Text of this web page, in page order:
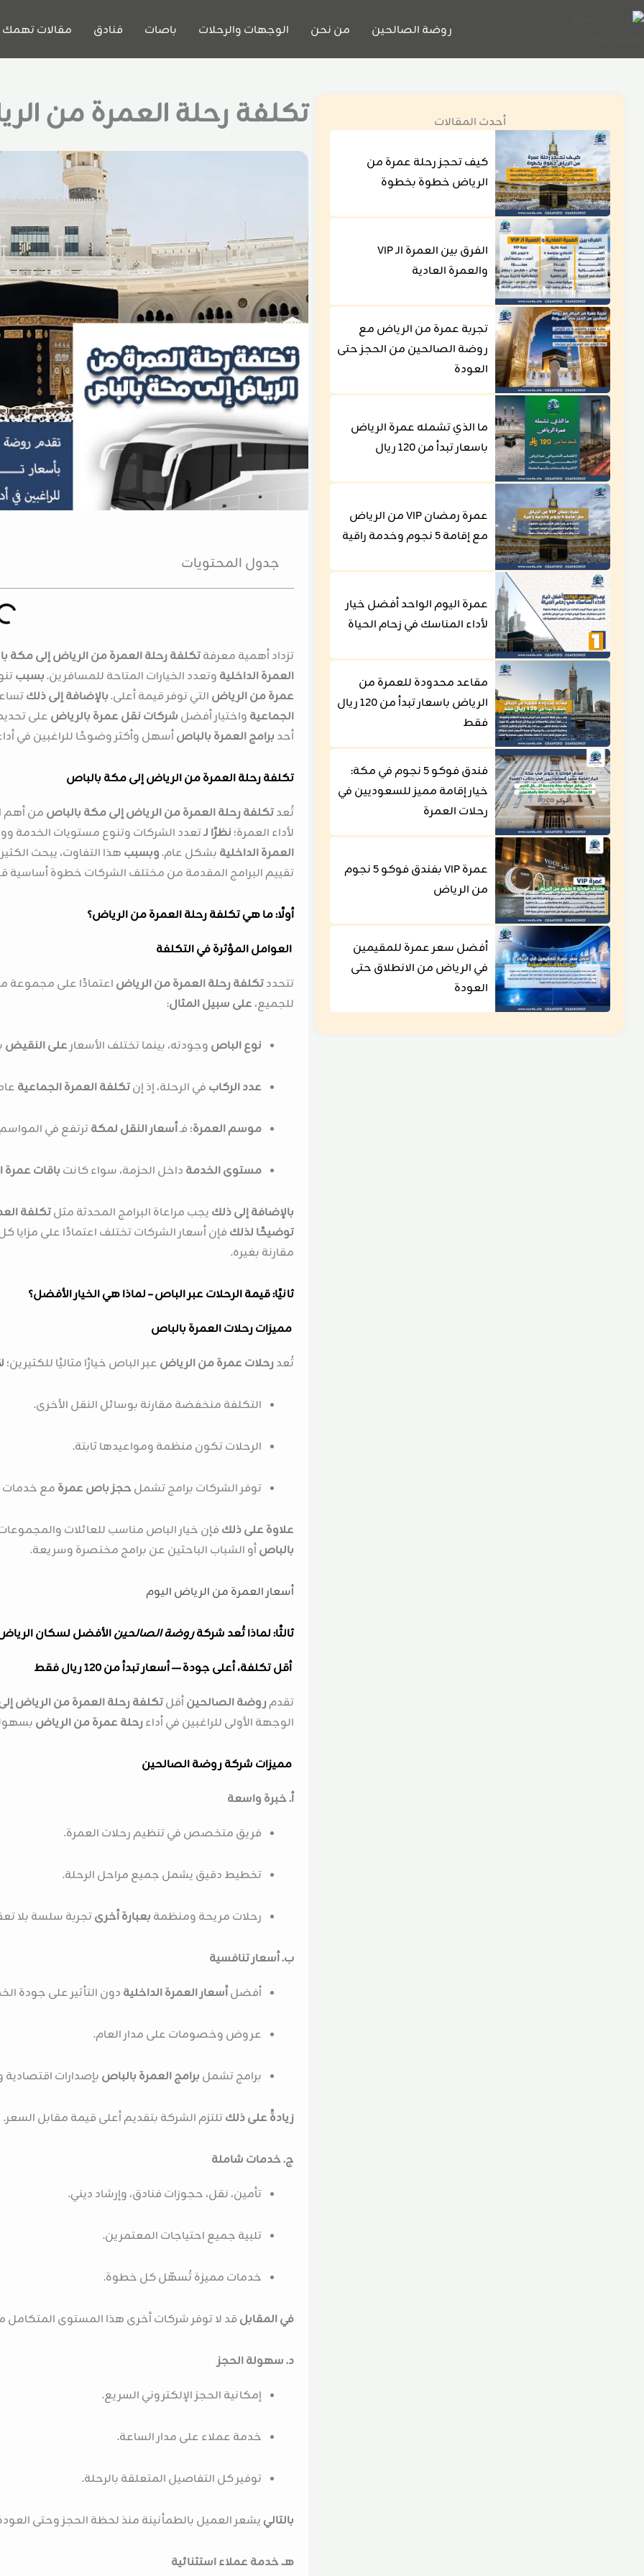
تخطي
روضة الصالحين من نحن الوجهات والرحلات باصات فنادق مقالات تهمك
أحدث المقالات
كيف تحجز رحلة عمرة من
الرياض خطوة بخطوة
الفرق بين العمرة الـ VIP
والعمرة العادية
تجربة عمرة من الرياض مع
روضة الصالحين من الحجز حتى
العودة
ما الذي تشمله عمرة الرياض
باسعار تبدأ من 120 ريال
عمرة رمضان VIP من الرياض
مع إقامة 5 نجوم وخدمة راقية
عمرة اليوم الواحد أفضل خيار
لأداء المناسك في زحام الحياة
مقاعد محدودة للعمرة من
الرياض باسعار تبدأ من 120 ريال
فقط
فندق فوكو 5 نجوم في مكة:
خيار إقامة مميز للسعوديين في
رحلات العمرة
عمرة VIP بفندق فوكو 5 نجوم
من الرياض
أفضل سعر عمرة للمقيمين
في الرياض من الانطلاق حتى
العودة
تكلفة رحلة العمرة من
جدول المحتويات
تزداد أهمية معرفةتكلفة رحلة العمرة من الرياض إلى مكة
العمرة الداخلية وتعدد الخيارات المتاحة للمسافرين.بسبب
عمرة من الرياض التي توفر قيمة أعلى.بالإضافة إلى ذلك
الجماعية واختيار أفضل شركات نقل عمرة بالرياض على
أحد برامج العمرة بالباصأسهل وأكثر وضوحًا للراغبين في
تكلفة رحلة العمرة من الرياض إلى مكة بالباص
تُعدتكلفة رحلة العمرة من الرياض إلى مكة بالباص من أهم
لأداء العمرة؛ نظرًا لـتعدد الشركات وتنوع مستويات الخدمة
العمرة الداخلية بشكل عام.وبسبب هذا التفاوت، يبحث
تقييم البرامج المقدمة من مختلف الشركات خطوة أساسية قبل
أولًا: ما هي تكلفة رحلة العمرة من الرياض؟
العوامل المؤثرة في التكلفة
تتحددتكلفة رحلة العمرة من الرياض اعتمادًا على مجموعة
للجميع،على سبيل المثال:
نوع الباص وجودته، بينما تختلف الأسعارعلى النقيض
عدد الركاب في الرحلة، إذ إنتكلفة العمرة الجماعية
موسم العمرة؛ فـأسعار النقل لمكةترتفع في المواسم
مستوى الخدمة داخل الحزمة، سواء كانت باقات عمرة
بالإضافة إلى ذلك يجب مراعاة البرامج المحدثة مثلتكلفة
توضيحًا لذلك فإن أسعار الشركات تختلف اعتمادًا على مزايا
مقارنة بغيره.
ثانيًا: قيمة الرحلات عبر الباص – لماذا هي الخيار الأفضل؟
مميزات رحلات العمرة بالباص
تُعدرحلات عمرة من الرياض عبر الباص خيارًا مثاليًا للكثيرين؛
التكلفة منخفضة مقارنة بوسائل النقل الأخرى.
الرحلات تكون منظمة ومواعيدها ثابتة.
توفر الشركات برامج تشملحجز باص عمرة مع خدمات
علاوة على ذلك فإن خيار الباص مناسب للعائلات
بالباصأو الشباب الباحثين عن برامج مختصرة وسريعة.
أسعار العمرة من الرياض اليوم
ثالثًا: لماذا تُعد شركةروضة الصالحينالأفضل لسكان
أقل تكلفة، أعلى جودة — أسعار تبدأ من 120 ريال فقط
تقدمروضة الصالحينأقلتكلفة رحلة العمرة من الرياض
الوجهة الأولى للراغبين في أداءرحلة عمرة من الرياض
مميزات شركة روضة الصالحين
أ. خبرة واسعة
فريق متخصص في تنظيم رحلات العمرة.
تخطيط دقيق يشمل جميع مراحل الرحلة.
رحلات مريحة ومنظمة بعبارة أخرىتجربة سلسة بلا
ب. أسعار تنافسية
أفضلأسعار العمرة الداخلية دون التأثير على جودة
عروض وخصومات على مدار العام.
برامج تشمل برامج العمرة بالباص بإصدارات اقتصادية
زيادةً على ذلكتلتزم الشركة بتقديم أعلى قيمة مقابل السعر.
ج. خدمات شاملة
تأمين، نقل، حجوزات فنادق، وإرشاد ديني.
تلبية جميع احتياجات المعتمرين.
خدمات مميزة تُسهّل كل خطوة.
في المقابل قد لا توفر شركات أخرى هذا المستوى المتكامل
د. سهولة الحجز
إمكانية الحجز الإلكتروني السريع.
خدمة عملاء على مدار الساعة.
توفير كل التفاصيل المتعلقة بالرحلة.
بالتالي يشعر العميل بالطمأنينة منذ لحظة الحجز وحتى
هـ. خدمة عملاء استثنائية